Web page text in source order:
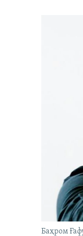
Баҳром